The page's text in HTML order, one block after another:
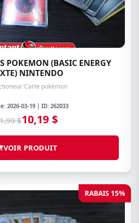
POKEMON (BASIC ENERGY
NINTENDO
/Carte pokémon
2026-03-19 | ID: 262033
$10,19 $
VOIR PRODUIT
RABAIS 15%